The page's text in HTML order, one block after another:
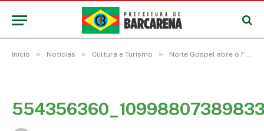
Início » Notícias » Cultura e Turismo » Noite Gospel abre o Festival do Abacaxi 2025 em Barcarena